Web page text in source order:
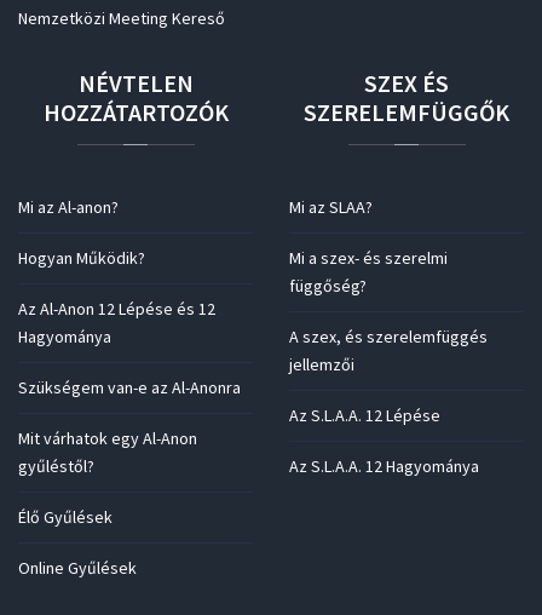
Nemzetközi Meeting Kereső
NÉVTELEN
HOZZÁTARTOZÓK
Mi az Al-anon?
Hogyan Működik?
Az Al-Anon 12 Lépése és 12
Hagyománya
Szükségem van-e az Al-Anonra
Mit várhatok egy Al-Anon
gyűléstől?
Élő Gyűlések
Online Gyűlések
SZEX ÉS
SZERELEMFÜGGŐK
Mi az SLAA?
Mi a szex- és szerelmi
függőség?
A szex, és szerelemfüggés
jellemzői
Az S.L.A.A. 12 Lépése
Az S.L.A.A. 12 Hagyománya